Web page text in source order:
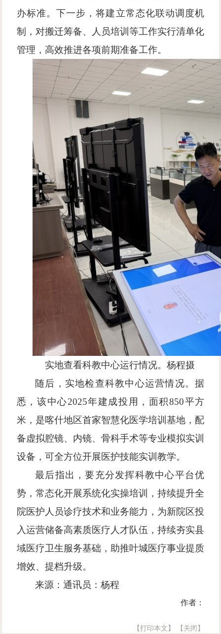
办标准。下一步，将建立常态化联动调度机
制，对搬迁筹备、人员培训等工作实行清单化
管理，高效推进各项前期准备工作。
实地查看科教中心运行情况。杨程摄
随后，实地检查科教中心运营情况。据
悉，该中心2025年建成投用，面积850平方
米，是喀什地区首家智慧化医学培训基地，配
备虚拟腔镜、内镜、骨科手术等专业模拟实训
设备，可全方位开展医护技能实训教学。
最后指出，要充分发挥科教中心平台优
势，常态化开展系统化实操培训，持续提升全
院医护人员诊疗技术和业务能力，为新院区投
入运营储备高素质医疗人才队伍，持续夯实县
域医疗卫生服务基础，助推叶城医疗事业提质
增效、提档升级。
来源：通讯员：杨程
作者：
【打印本文】 【关闭】